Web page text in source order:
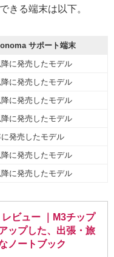
きる端末は以下。
サポート端末
に発売したモデル
に発売したモデル
に発売したモデル
に発売したモデル
発売したモデル
に発売したモデル
に発売したモデル
ビュー ｜M3チップ
ップした、出張・旅
ノートブック